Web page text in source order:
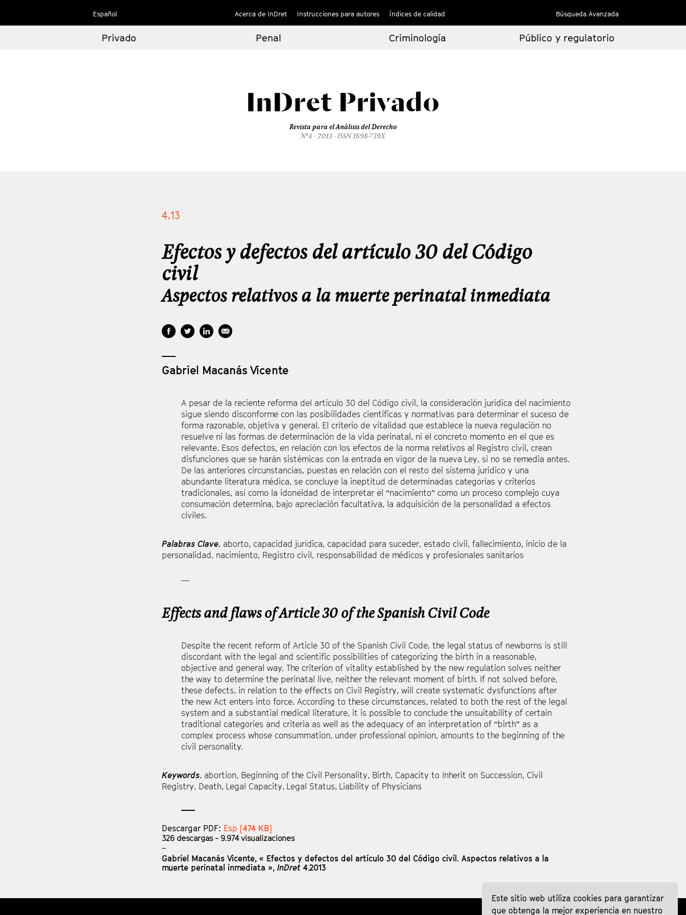
contenido
Español Acerca de InDret Instrucciones para autores Índices de calidad Búsqueda Avanzada
Privado Penal Criminología Público y regulatorio
InDret Privado
Revista para el Análisis del Derecho
Nº4 - 2013 - ISSN 1698-739X
4.13
Efectos y defectos del artículo 30 del Código
civil
Aspectos relativos a la muerte perinatal inmediata
Gabriel Macanás Vicente
A pesar de la reciente reforma del artículo 30 del Código civil, la consideración jurídica del nacimiento
sigue siendo disconforme con las posibilidades científicas y normativas para determinar el suceso de
forma razonable, objetiva y general. El criterio de vitalidad que establece la nueva regulación no
resuelve ni las formas de determinación de la vida perinatal, ni el concreto momento en el que es
relevante. Esos defectos, en relación con los efectos de la norma relativos al Registro civil, crean
disfunciones que se harán sistémicas con la entrada en vigor de la nueva Ley, si no se remedia antes.
De las anteriores circunstancias, puestas en relación con el resto del sistema jurídico y una
abundante literatura médica, se concluye la ineptitud de determinadas categorías y criterios
tradicionales, así como la idoneidad de interpretar el “nacimiento” como un proceso complejo cuya
consumación determina, bajo apreciación facultativa, la adquisición de la personalidad a efectos
civiles.
Palabras Clave. aborto, capacidad jurídica, capacidad para suceder, estado civil, fallecimiento, inicio de la
personalidad, nacimiento, Registro civil, responsabilidad de médicos y profesionales sanitarios
—
Effects and flaws of Article 30 of the Spanish Civil Code
Despite the recent reform of Article 30 of the Spanish Civil Code, the legal status of newborns is still
discordant with the legal and scientific possibilities of categorizing the birth in a reasonable,
objective and general way. The criterion of vitality established by the new regulation solves neither
the way to determine the perinatal live, neither the relevant moment of birth. If not solved before,
these defects, in relation to the effects on Civil Registry, will create systematic dysfunctions after
the new Act enters into force. According to these circumstances, related to both the rest of the legal
system and a substantial medical literature, it is possible to conclude the unsuitability of certain
traditional categories and criteria as well as the adequacy of an interpretation of “birth” as a
complex process whose consummation, under professional opinion, amounts to the beginning of the
civil personality.
Keywords. abortion, Beginning of the Civil Personality, Birth, Capacity to Inherit on Succession, Civil
Registry, Death, Legal Capacity, Legal Status, Liability of Physicians
Descargar PDF: Esp [474 KB]
326 descargas - 9.974 visualizaciones
Gabriel Macanás Vicente, « Efectos y defectos del artículo 30 del Código civil. Aspectos relativos a la
muerte perinatal inmediata », InDret 4.2013
Este sitio web utiliza cookies para garantizar
que obtenga la mejor experiencia en nuestro